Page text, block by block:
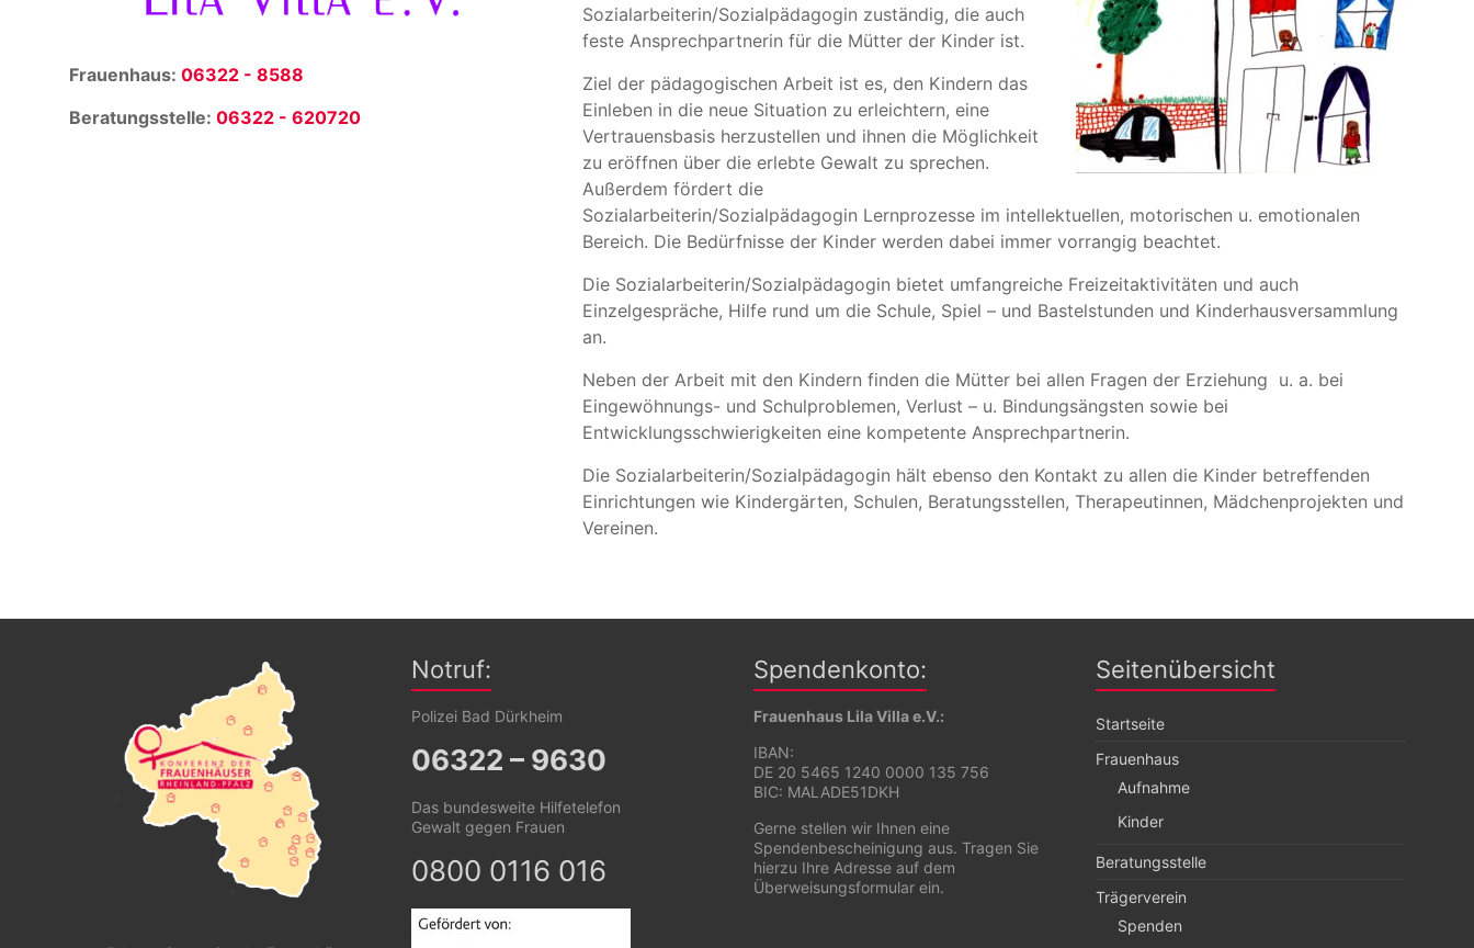
Sozialarbeiterin/Sozialpädagogin zuständig, die auch
feste Ansprechpartnerin für die Mütter der Kinder ist.
Ziel der pädagogischen Arbeit ist es, den Kindern das
Einleben in die neue Situation zu erleichtern, eine
Vertrauensbasis herzustellen und ihnen die Möglichkeit
zu eröffnen über die erlebte Gewalt zu sprechen.
Außerdem fördert die
Sozialarbeiterin/Sozialpädagogin Lernprozesse im intellektuellen, motorischen u. emotionalen
Bereich. Die Bedürfnisse der Kinder werden dabei immer vorrangig beachtet.
Die Sozialarbeiterin/Sozialpädagogin bietet umfangreiche Freizeitaktivitäten und auch
Einzelgespräche, Hilfe rund um die Schule, Spiel – und Bastelstunden und Kinderhausversammlung
an.
Neben der Arbeit mit den Kindern finden die Mütter bei allen Fragen der Erziehung u. a. bei
Eingewöhnungs- und Schulproblemen, Verlust – u. Bindungsängsten sowie bei
Entwicklungsschwierigkeiten eine kompetente Ansprechpartnerin.
Die Sozialarbeiterin/Sozialpädagogin hält ebenso den Kontakt zu allen die Kinder betreffenden
Einrichtungen wie Kindergärten, Schulen, Beratungsstellen, Therapeutinnen, Mädchenprojekten und
Vereinen.
Frauenhaus: 06322 - 8588
Beratungsstelle: 06322 - 620720
Notruf:
Polizei Bad Dürkheim
06322 – 9630
Das bundesweite Hilfetelefon
Gewalt gegen Frauen
0800 0116 016
Spendenkonto:
Frauenhaus Lila Villa e.V.:
IBAN:
DE 20 5465 1240 0000 135 756
BIC: MALADE51DKH
Gerne stellen wir Ihnen eine
Spendenbescheinigung aus. Tragen Sie
hierzu Ihre Adresse auf dem
Überweisungsformular ein.
Seitenübersicht
Startseite
Frauenhaus
Aufnahme
Kinder
Beratungsstelle
Trägerverein
Spenden